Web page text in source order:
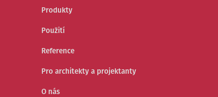
Produkty
Použití
Reference
Pro architekty a projektanty
O nás